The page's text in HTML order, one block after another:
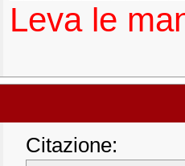
Leva le
Citazione: